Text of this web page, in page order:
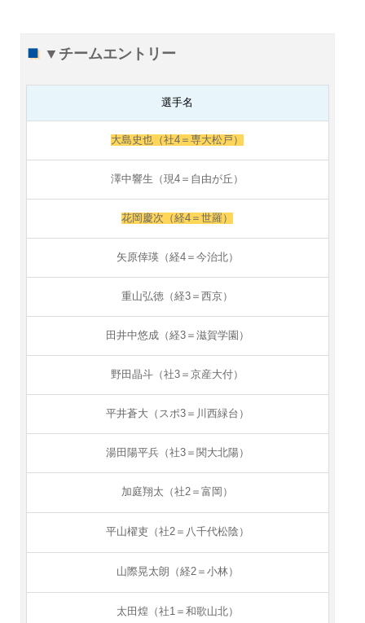
▼チームエントリー
選手名
大島史也（社4＝専大松戸）
澤中響生（現4＝自由が丘）
花岡慶次（経4＝世羅）
矢原倖瑛（経4＝今治北）
重山弘徳（経3＝西京）
田井中悠成（経3＝滋賀学園）
野田晶斗（社3＝京産大付）
平井蒼大（スポ3＝川西緑台）
湯田陽平兵（社3＝関大北陽）
加庭翔太（社2＝富岡）
平山櫂吏（社2＝八千代松陰）
山際晃太朗（経2＝小林）
太田煌（社1＝和歌山北）